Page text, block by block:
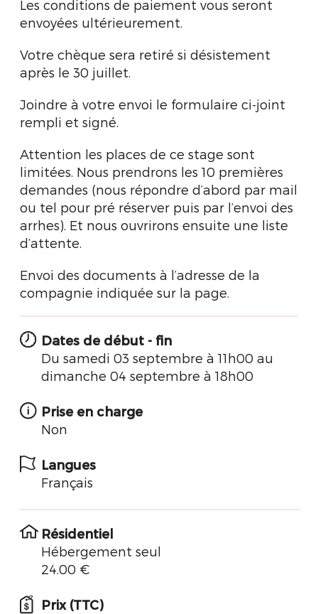
Les conditions de paiement vous seront
envoyées ultérieurement.
Votre chèque sera retiré si désistement
après le 30 juillet.
Joindre à votre envoi le formulaire ci-joint
rempli et signé.
Attention les places de ce stage sont
limitées. Nous prendrons les 10 premières
demandes (nous répondre d’abord par mail
ou tel pour pré réserver puis par l’envoi des
arrhes). Et nous ouvrirons ensuite une liste
d’attente.
Envoi des documents à l’adresse de la
compagnie indiquée sur la page.
Dates de début - fin
Du samedi 03 septembre à 11h00 au
dimanche 04 septembre à 18h00
Prise en charge
Non
Langues
Français
Résidentiel
Hébergement seul
24.00 €
Prix (TTC)